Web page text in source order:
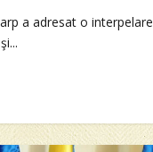
a adresat o interpelare